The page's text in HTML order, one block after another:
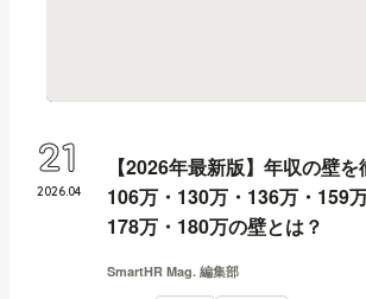
【2026年最新版】年収の壁を
106万・130万・136万・159
178万・180万の壁とは？
SmartHR Mag. 編集部
2026.04
21